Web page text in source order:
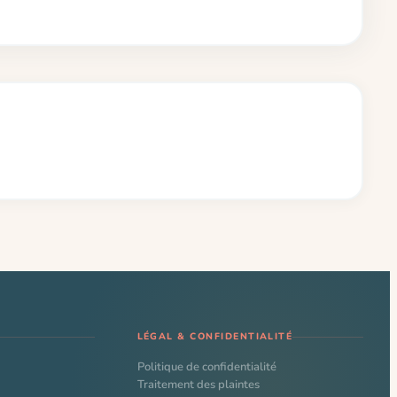
LÉGAL & CONFIDENTIALITÉ
Politique de confidentialité
Traitement des plaintes